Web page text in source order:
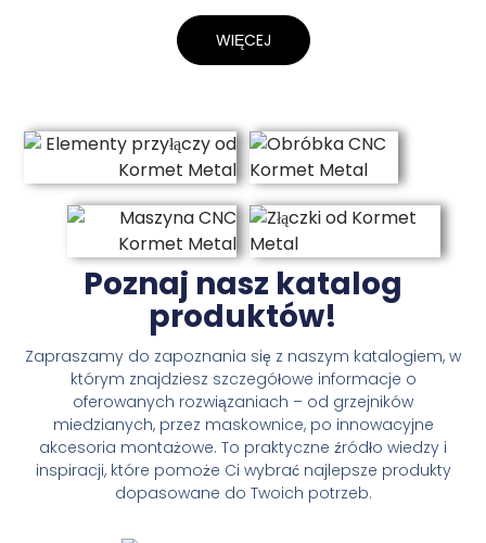
WIĘCEJ
Poznaj nasz katalog
produktów!
Zapraszamy do zapoznania się z naszym katalogiem, w
którym znajdziesz szczegółowe informacje o
oferowanych rozwiązaniach – od grzejników
miedzianych, przez maskownice, po innowacyjne
akcesoria montażowe. To praktyczne źródło wiedzy i
inspiracji, które pomoże Ci wybrać najlepsze produkty
dopasowane do Twoich potrzeb.